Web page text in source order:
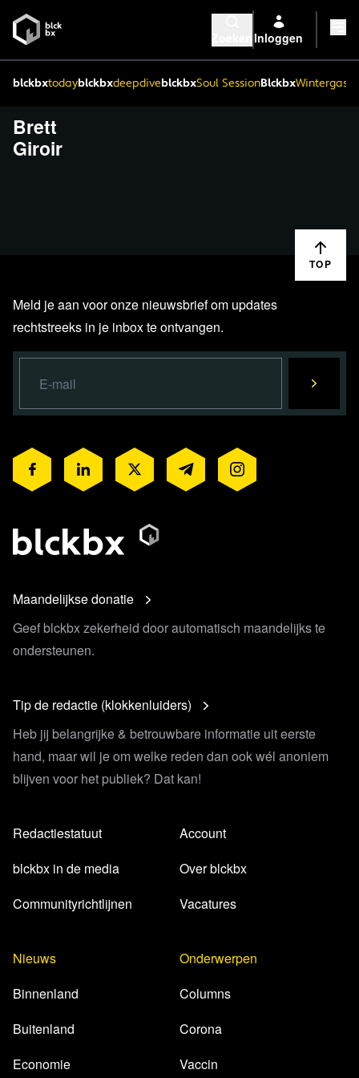
Inloggen
blckbxtodayblckbxdeepdiveblckbxSoul SessionBlckbx
Brett
Giroir
TOP
Meld je aan voor onze nieuwsbrief om updates
rechtstreeks in je inbox te ontvangen.
Maandelijkse donatie
Geef blckbx zekerheid door automatisch maandelijks te
ondersteunen.
Tip de redactie (klokkenluiders)
Heb jij belangrijke & betrouwbare informatie uit eerste
hand, maar wil je om welke reden dan ook wél anoniem
blijven voor het publiek? Dat kan!
Redactiestatuut
blckbx in de media
Communityrichtlijnen
Account
Over blckbx
Vacatures
Nieuws
Binnenland
Buitenland
Economie
Onderwerpen
Columns
Corona
Vaccin